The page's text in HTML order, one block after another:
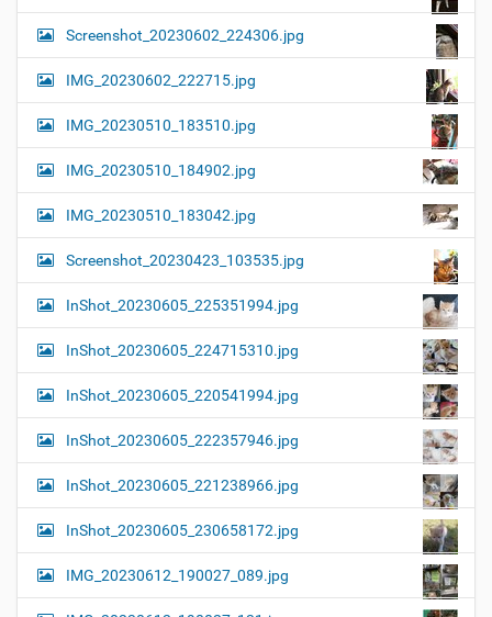
Screenshot_20230602_224306.jpg
IMG_20230602_222715.jpg
IMG_20230510_183510.jpg
IMG_20230510_184902.jpg
IMG_20230510_183042.jpg
Screenshot_20230423_103535.jpg
InShot_20230605_225351994.jpg
InShot_20230605_224715310.jpg
InShot_20230605_220541994.jpg
InShot_20230605_222357946.jpg
InShot_20230605_221238966.jpg
InShot_20230605_230658172.jpg
IMG_20230612_190027_089.jpg